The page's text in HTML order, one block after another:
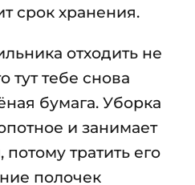
срок хранения.
отходить не
тут тебе снова
бумага. Уборка
и занимает
тратить его
полочек